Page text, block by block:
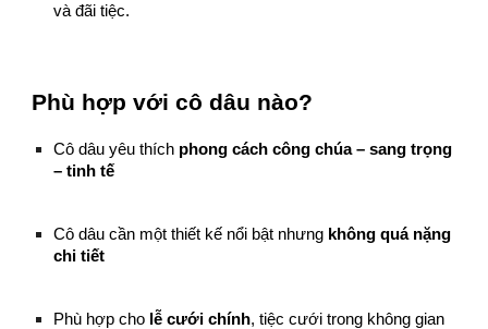
và đãi tiệc.
Phù hợp với cô dâu nào?
Cô dâu yêu thích phong cách công chúa – sang trọng
– tinh tế
Cô dâu cần một thiết kế nổi bật nhưng không quá nặng
chi tiết
Phù hợp cho lễ cưới chính, tiệc cưới trong không gian